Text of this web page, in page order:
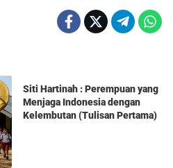
Siti Hartinah : Perempuan yang
Menjaga Indonesia dengan
Kelembutan (Tulisan Pertama)